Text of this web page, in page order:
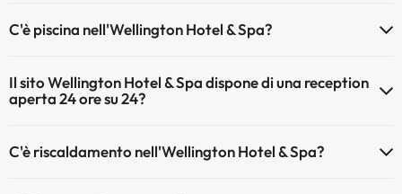
richiesta e pagamento diretto in hotel). Verifica le condizioni.
C'è piscina nell'Wellington Hotel & Spa?
Qui potete trovare maggiori informazioni sulla piscina e sulle altri
installazioni.
Il sito Wellington Hotel & Spa dispone di una reception
aperta 24 ore su 24?
C'è riscaldamento nell'Wellington Hotel & Spa?